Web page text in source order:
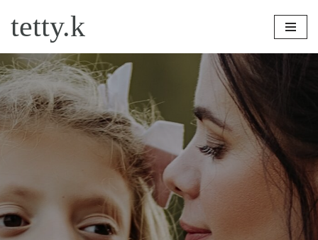
Zum
Inhalt
springen
tetty.k